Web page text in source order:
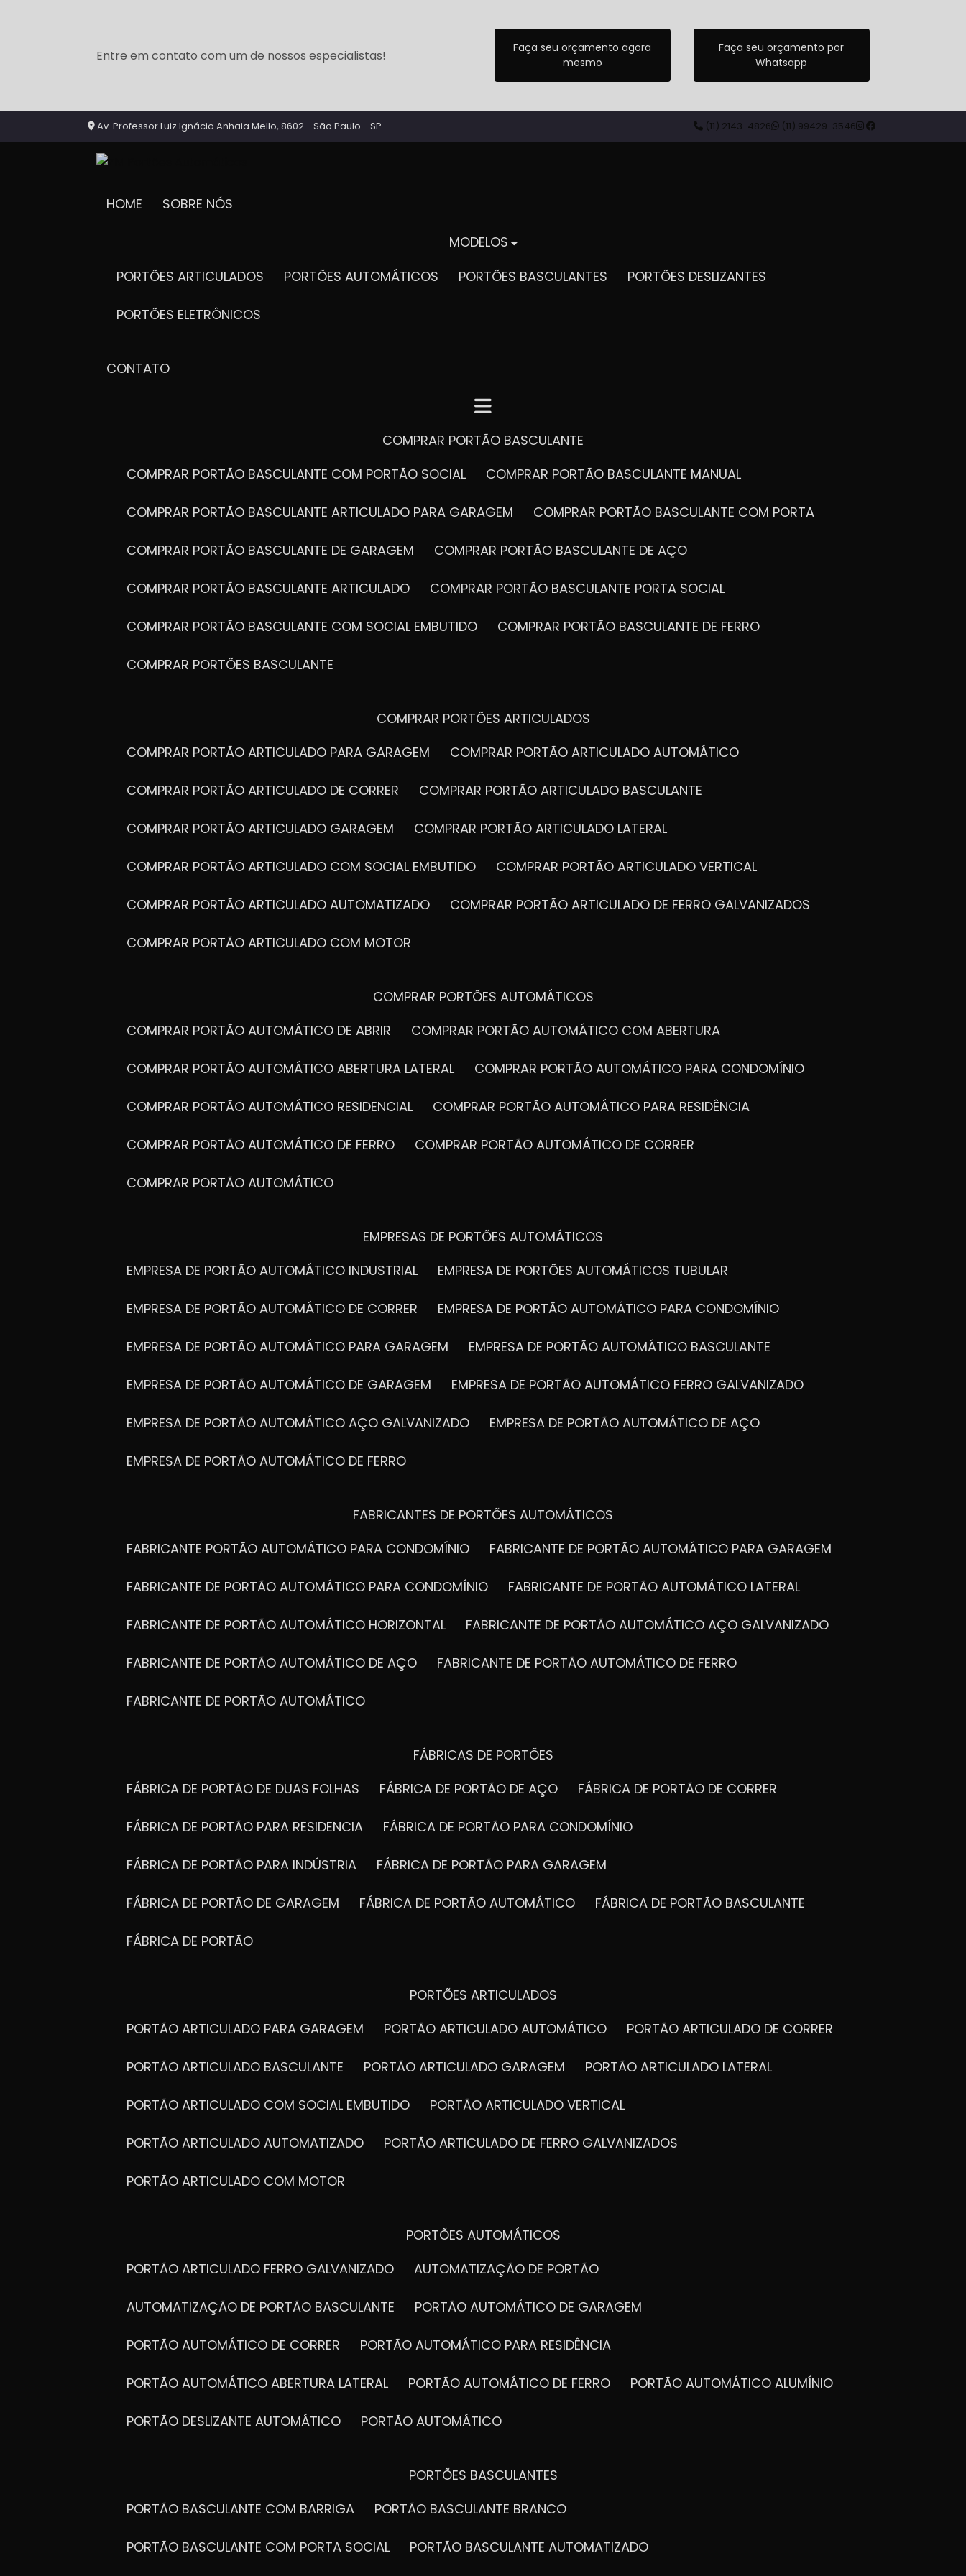
Entre em contato com um de nossos especialistas!
Faça seu orçamento agora
mesmo
Faça seu orçamento por
Whatsapp
Av. Professor Luiz Ignácio Anhaia Mello, 8602 - São Paulo - SP (11) 2143-4826 (11) 99429-3546
HOME SOBRE NÓS
MODELOS
PORTÕES ARTICULADOS
PORTÕES AUTOMÁTICOS PORTÕES BASCULANTES PORTÕES DESLIZANTES
PORTÕES ELETRÔNICOS
CONTATO
COMPRAR PORTÃO BASCULANTE
COMPRAR PORTÃO BASCULANTE COM PORTÃO SOCIAL
COMPRAR PORTÃO BASCULANTE MANUAL
COMPRAR PORTÃO BASCULANTE ARTICULADO PARA GARAGEM COMPRAR PORTÃO BASCULANTE COM PORTA
COMPRAR PORTÃO BASCULANTE DE GARAGEM COMPRAR PORTÃO BASCULANTE DE AÇO
COMPRAR PORTÃO BASCULANTE ARTICULADO COMPRAR PORTÃO BASCULANTE PORTA SOCIAL
COMPRAR PORTÃO BASCULANTE COM SOCIAL EMBUTIDO COMPRAR PORTÃO BASCULANTE DE FERRO
COMPRAR PORTÕES BASCULANTE
COMPRAR PORTÕES ARTICULADOS
COMPRAR PORTÃO ARTICULADO PARA GARAGEM
COMPRAR PORTÃO ARTICULADO AUTOMÁTICO
COMPRAR PORTÃO ARTICULADO DE CORRER COMPRAR PORTÃO ARTICULADO BASCULANTE
COMPRAR PORTÃO ARTICULADO GARAGEM COMPRAR PORTÃO ARTICULADO LATERAL
COMPRAR PORTÃO ARTICULADO COM SOCIAL EMBUTIDO COMPRAR PORTÃO ARTICULADO VERTICAL
COMPRAR PORTÃO ARTICULADO AUTOMATIZADO COMPRAR PORTÃO ARTICULADO DE FERRO GALVANIZADOS
COMPRAR PORTÃO ARTICULADO COM MOTOR
COMPRAR PORTÕES AUTOMÁTICOS
COMPRAR PORTÃO AUTOMÁTICO DE ABRIR
COMPRAR PORTÃO AUTOMÁTICO COM ABERTURA
COMPRAR PORTÃO AUTOMÁTICO ABERTURA LATERAL COMPRAR PORTÃO AUTOMÁTICO PARA CONDOMÍNIO
COMPRAR PORTÃO AUTOMÁTICO RESIDENCIAL COMPRAR PORTÃO AUTOMÁTICO PARA RESIDÊNCIA
COMPRAR PORTÃO AUTOMÁTICO DE FERRO COMPRAR PORTÃO AUTOMÁTICO DE CORRER
COMPRAR PORTÃO AUTOMÁTICO
EMPRESAS DE PORTÕES AUTOMÁTICOS
EMPRESA DE PORTÃO AUTOMÁTICO INDUSTRIAL
EMPRESA DE PORTÕES AUTOMÁTICOS TUBULAR
EMPRESA DE PORTÃO AUTOMÁTICO DE CORRER EMPRESA DE PORTÃO AUTOMÁTICO PARA CONDOMÍNIO
EMPRESA DE PORTÃO AUTOMÁTICO PARA GARAGEM EMPRESA DE PORTÃO AUTOMÁTICO BASCULANTE
EMPRESA DE PORTÃO AUTOMÁTICO DE GARAGEM EMPRESA DE PORTÃO AUTOMÁTICO FERRO GALVANIZADO
EMPRESA DE PORTÃO AUTOMÁTICO AÇO GALVANIZADO EMPRESA DE PORTÃO AUTOMÁTICO DE AÇO
EMPRESA DE PORTÃO AUTOMÁTICO DE FERRO
FABRICANTES DE PORTÕES AUTOMÁTICOS
FABRICANTE PORTÃO AUTOMÁTICO PARA CONDOMÍNIO
FABRICANTE DE PORTÃO AUTOMÁTICO PARA GARAGEM
FABRICANTE DE PORTÃO AUTOMÁTICO PARA CONDOMÍNIO FABRICANTE DE PORTÃO AUTOMÁTICO LATERAL
FABRICANTE DE PORTÃO AUTOMÁTICO HORIZONTAL FABRICANTE DE PORTÃO AUTOMÁTICO AÇO GALVANIZADO
FABRICANTE DE PORTÃO AUTOMÁTICO DE AÇO FABRICANTE DE PORTÃO AUTOMÁTICO DE FERRO
FABRICANTE DE PORTÃO AUTOMÁTICO
FÁBRICAS DE PORTÕES
FÁBRICA DE PORTÃO DE DUAS FOLHAS
FÁBRICA DE PORTÃO DE AÇO FÁBRICA DE PORTÃO DE CORRER
FÁBRICA DE PORTÃO PARA RESIDENCIA FÁBRICA DE PORTÃO PARA CONDOMÍNIO
FÁBRICA DE PORTÃO PARA INDÚSTRIA FÁBRICA DE PORTÃO PARA GARAGEM
FÁBRICA DE PORTÃO DE GARAGEM FÁBRICA DE PORTÃO AUTOMÁTICO FÁBRICA DE PORTÃO BASCULANTE
FÁBRICA DE PORTÃO
PORTÕES ARTICULADOS
PORTÃO ARTICULADO PARA GARAGEM
PORTÃO ARTICULADO AUTOMÁTICO PORTÃO ARTICULADO DE CORRER
PORTÃO ARTICULADO BASCULANTE PORTÃO ARTICULADO GARAGEM PORTÃO ARTICULADO LATERAL
PORTÃO ARTICULADO COM SOCIAL EMBUTIDO PORTÃO ARTICULADO VERTICAL
PORTÃO ARTICULADO AUTOMATIZADO PORTÃO ARTICULADO DE FERRO GALVANIZADOS
PORTÃO ARTICULADO COM MOTOR
PORTÕES AUTOMÁTICOS
PORTÃO ARTICULADO FERRO GALVANIZADO
AUTOMATIZAÇÃO DE PORTÃO
AUTOMATIZAÇÃO DE PORTÃO BASCULANTE PORTÃO AUTOMÁTICO DE GARAGEM
PORTÃO AUTOMÁTICO DE CORRER PORTÃO AUTOMÁTICO PARA RESIDÊNCIA
PORTÃO AUTOMÁTICO ABERTURA LATERAL PORTÃO AUTOMÁTICO DE FERRO PORTÃO AUTOMÁTICO ALUMÍNIO
PORTÃO DESLIZANTE AUTOMÁTICO PORTÃO AUTOMÁTICO
PORTÕES BASCULANTES
PORTÃO BASCULANTE COM BARRIGA
PORTÃO BASCULANTE BRANCO
PORTÃO BASCULANTE COM PORTA SOCIAL PORTÃO BASCULANTE AUTOMATIZADO